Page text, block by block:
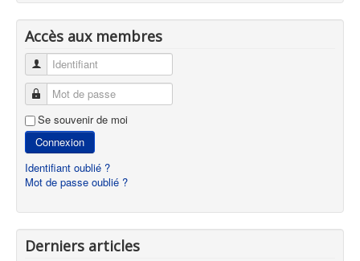
Accès aux membres
Identifiant
Mot de passe
Se souvenir de moi
Connexion
Identifiant oublié ?
Mot de passe oublié ?
Derniers articles